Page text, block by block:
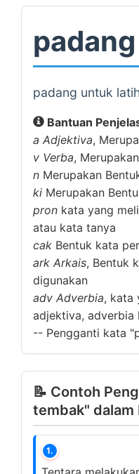
padang untuk
Bantuan
a Adjektiva,
v Verba,
n Merupakan
ki Merupakan
pron kata yang
atau kata tanya
cak Bentuk kata
ark Arkais, Bentuk
digunakan
adv Adverbia, kata
adjektiva, adverbia
-- Pengganti kata
📝 Contoh
tembak" dalam
1.